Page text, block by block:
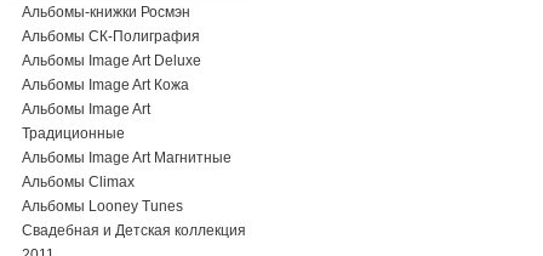
Альбомы-книжки Росмэн
Альбомы СК-Полиграфия
Альбомы Image Art Deluxe
Альбомы Image Art Кожа
Альбомы Image Art
Традиционные
Альбомы Image Art Магнитные
Альбомы Climax
Альбомы Looney Tunes
Свадебная и Детская коллекция